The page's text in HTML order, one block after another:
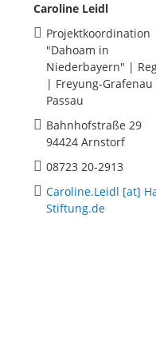
Caroline Leidl
Projektkoordination
"Dahoam in
Niederbayern" |
| Freyung-Grafenau
Passau
Bahnhofstraße 29
94424 Arnstorf
08723 20-2913
Caroline.Leidl [at]
Stiftung.de